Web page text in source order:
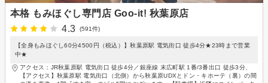
本格 もみほぐし専門店 Goo-it! 秋葉原店
4.3
(591件)
【全身もみほぐし60分4500円（税込）】秋葉原駅 電気街口 徒歩4分★23時まで営業
中★
アクセス：JR秋葉原駅 電気街口 徒歩4分／銀座線 末広町駅 1番/3番出口 徒歩3分、
【アクセス】秋葉原駅 電気街口（北側）から秋葉原UDXとドン・キホーテ（裏）の間